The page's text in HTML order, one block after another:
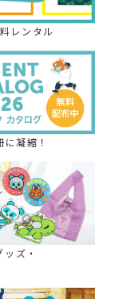
レンタル
凝縮！
ズ・